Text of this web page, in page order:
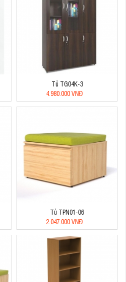
Tủ TG04K-3
4.980.000 VNĐ
Tủ TPN01-06
2.047.000 VNĐ